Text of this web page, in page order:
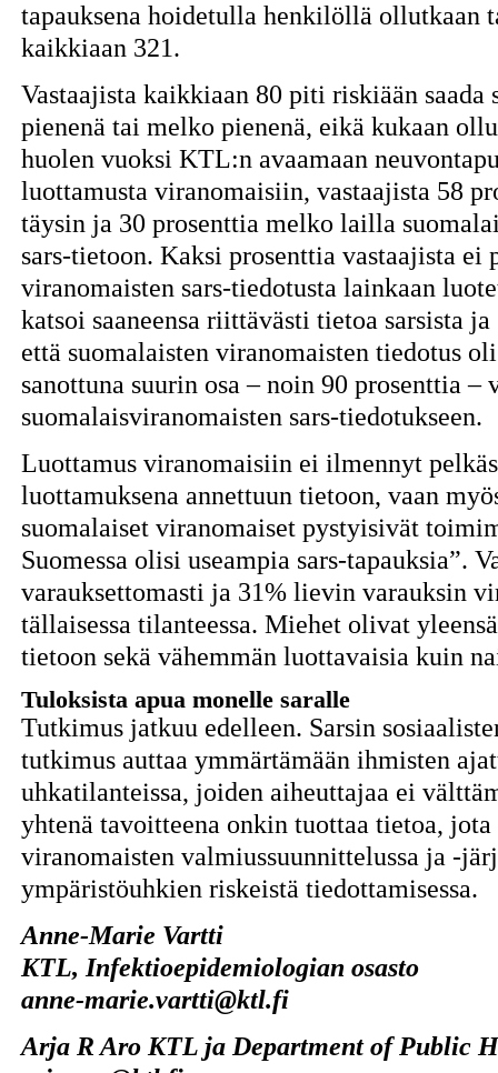
tapauksena hoidetulla henkilöllä ollutkaan
kaikkiaan 321.
Vastaajista kaikkiaan 80 piti riskiään
pienenä tai melko pienenä, eikä kukaan
huolen vuoksi KTL:n avaamaan
luottamusta viranomaisiin, vastaajista 58
täysin ja 30 prosenttia melko lailla
sars-tietoon. Kaksi prosenttia vastaajista ei
viranomaisten sars-tiedotusta lainkaan
katsoi saaneensa riittävästi tietoa sarsista
että suomalaisten viranomaisten tiedotus
sanottuna suurin osa – noin 90 prosenttia
suomalaisviranomaisten sars-tiedotukseen.
Luottamus viranomaisiin ei ilmennyt
luottamuksena annettuun tietoon, vaan
suomalaiset viranomaiset pystyisivät
Suomessa olisi useampia sars-tapauksia”.
varauksettomasti ja 31% lievin varauksin
tällaisessa tilanteessa. Miehet olivat
tietoon sekä vähemmän luottavaisia kuin
Tuloksista apua monelle saralle
Tutkimus jatkuu edelleen. Sarsin
tutkimus auttaa ymmärtämään ihmisten
uhkatilanteissa, joiden aiheuttajaa ei
yhtenä tavoitteena onkin tuottaa tietoa,
viranomaisten valmiussuunnittelussa ja -
ympäristöuhkien riskeistä tiedottamisessa.
Anne-Marie Vartti
KTL, Infektioepidemiologian osasto
anne-marie.vartti@ktl.fi
Arja R Aro KTL ja Department of Public